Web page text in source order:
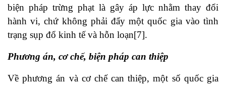
biện pháp trừng phạt là gây áp lực nhằm thay đổi
hành vi, chứ không phải đẩy một quốc gia vào tình
trạng sụp đổ kinh tế và hỗn loạn[7].
Phương án, cơ chế, biện pháp can thiệp
Về phương án và cơ chế can thiệp, một số quốc gia